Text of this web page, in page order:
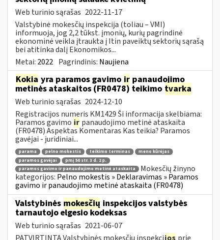
Web turinio sąrašas 2022-11-17
Valstybinė mokesčių inspekcija (toliau – VMI)
informuoja, jog 2,2 tūkst. įmonių, kurių pagrindinė
ekonominė veikla įtraukta į Itin paveiktų sektorių sąrašą
bei atitinka dalį Ekonomikos...
Metai: 2022 Pagrindinis: Naujiena
Kokia yra paramos gavimo ir panaudojimo
metinės ataskaitos (FR0478) teikimo tvarka
Web turinio sąrašas 2024-12-10
Registracijos numeris KM1429 Ši informacija skelbiama:
Paramos gavimo ir panaudojimo metinė ataskaita
(FR0478) Aspektas Komentaras Kas teikia? Paramos
gavėjai - juridiniai...
parama pelno mokestis teikimo terminas
meno kūrėjas
paramos gavėjai
pmį 50 str. 3 d. 2 p.
paramos gavimo ir panaudojimo metinė ataskaita
Mokesčių žinyno
kategorijos: Pelno mokestis » Deklaravimas » Paramos
gavimo ir panaudojimo metinė ataskaita (FR0478)
Valstybinės mokesčių inspekcijos valstybės
tarnautojo elgesio kodeksas
Web turinio sąrašas 2021-06-07
PATVIRTINTA Valstybinės mokesčių inspekcijos prie